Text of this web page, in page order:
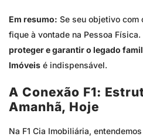
Em resumo: Se seu objetivo com
fique à vontade na Pessoa
proteger e garantir o legado
Imóveis é indispensável.
A Conexão F1:
Amanhã, Hoje
Na F1 Cia Imobiliária,